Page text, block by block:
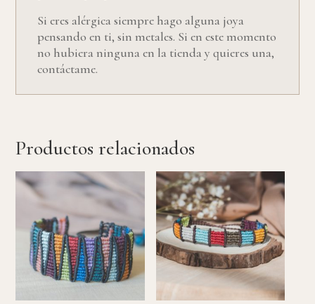
Si eres alérgica siempre hago alguna joya
pensando en ti, sin metales. Si en este momento
no hubiera ninguna en la tienda y quieres una,
contáctame.
Productos relacionados